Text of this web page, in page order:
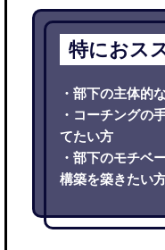
特におス
・部下の主体的
・コーチングの
てたい方
・部下のモチベ
構築を築きたい